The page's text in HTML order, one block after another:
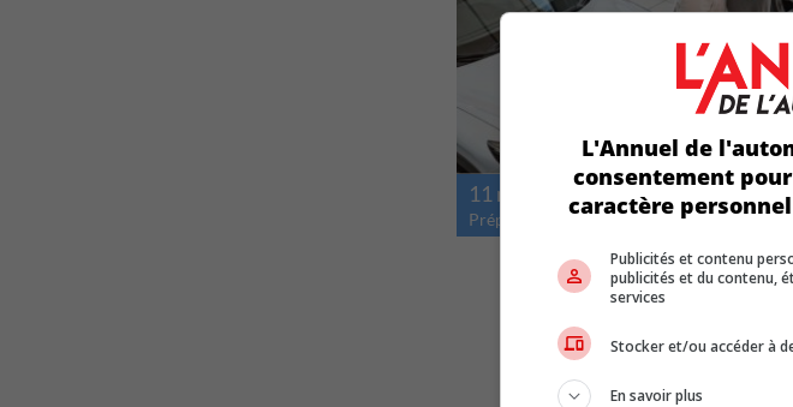
11 mai 2018
Préparez votre achat automobile en 3 temps
L'Annuel de
consentement
caractère
Publicités et contenu
publicités et du contenu,
services
Stocker et/ou accéder à
En savoir plus